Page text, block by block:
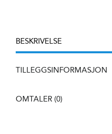
antall
BESKRIVELSE
TILLEGGSINFORMASJON
OMTALER (0)